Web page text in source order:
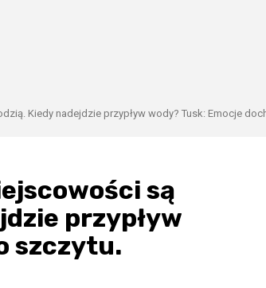
Kiedy nadejdzie przypływ wody? Tusk: Emocje
są
przypływ
szczytu.